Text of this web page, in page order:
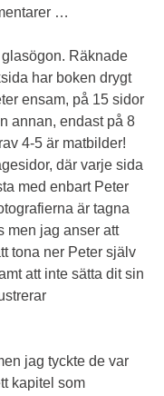
…
Räknade
har boken drygt
ensam, på 15 sidor
annan, endast på 8
4-5 är matbilder!
där varje sida
med enbart Peter
är tagna
men jag anser att
tona ner Peter själv
att inte sätta dit sin
jag tyckte de var
kapitel som